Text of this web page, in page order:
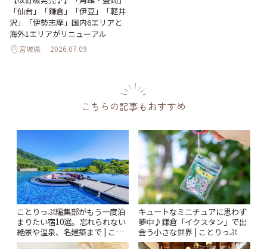
「仙台」「鎌倉」「伊豆」「軽井
沢」「伊勢志摩」国内6エリアと
海外1エリアがリニューアル
宮城県 2026.07.09
こちらの記事もおすすめ
ことりっぷ編集部がもう一度泊
まりたい宿10選。忘れられない
絶景や温泉、名建築まで | こと
りっぷ
キュートなミニチュアに思わず
夢中♪鎌倉「イクスタン」で出
会う小さな世界 | ことりっぷ